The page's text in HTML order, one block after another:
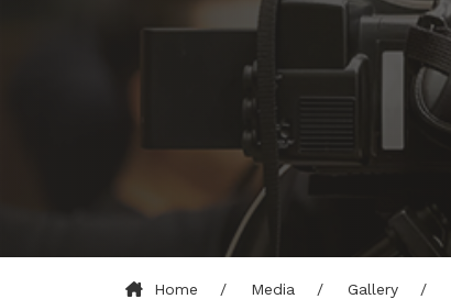
Home Media Gallery